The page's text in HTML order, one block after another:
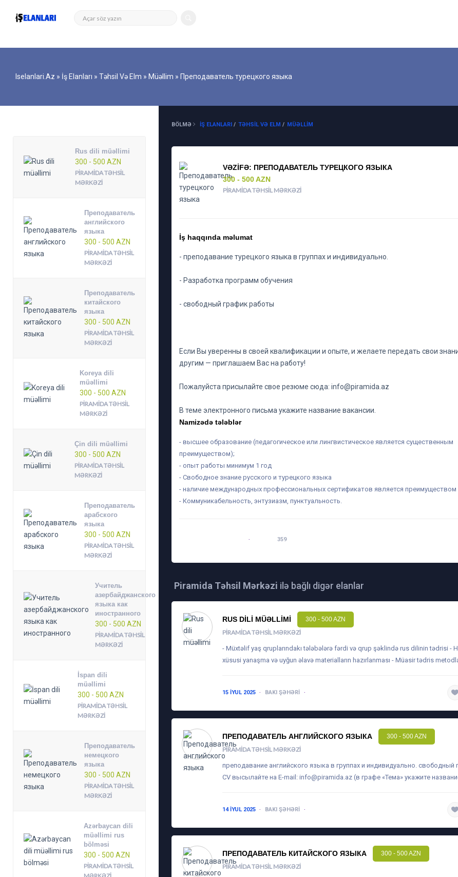
Iselanlari.az » İş Elanları » Təhsil Və Elm » Müəllim » Преподаватель турецкого языка
Rus dili müəllimi
300 - 500 AZN
PIRAMIDA TƏHSIL
MƏRKƏZI
Преподаватель
английского
языка
300 - 500 AZN
PIRAMIDA TƏHSIL
MƏRKƏZI
Преподаватель
китайского
языка
300 - 500 AZN
PIRAMIDA TƏHSIL
MƏRKƏZI
Koreya dili
müəllimi
300 - 500 AZN
PIRAMIDA TƏHSIL
MƏRKƏZI
Çin dili müəllimi
300 - 500 AZN
PIRAMIDA TƏHSIL
MƏRKƏZI
Преподаватель
арабского
языка
300 - 500 AZN
PIRAMIDA TƏHSIL
MƏRKƏZI
Учитель
азербайджанского
языка как
иностранного
300 - 500 AZN
PIRAMIDA TƏHSIL
MƏRKƏZI
İspan dili
müəllimi
300 - 500 AZN
PIRAMIDA TƏHSIL
MƏRKƏZI
Преподаватель
немецкого
языка
300 - 500 AZN
PIRAMIDA TƏHSIL
MƏRKƏZI
Azərbaycan dili
müəllimi rus
bölməsi
300 - 500 AZN
PIRAMIDA TƏHSIL
BÖLMƏ İŞ ELANLARI / TƏHSIL VƏ ELM / MÜƏLLIM
VƏZIFƏ: ПРЕПОДАВАТЕЛЬ ТУРЕЦКОГО ЯЗЫКА
300 - 500 AZN
PIRAMIDA TƏHSIL MƏRKƏZI
İş haqqında məlumat
- преподавание турецкого языка в группах и индивидуально.
- Разработка программ обучения
- свободный график работы
Если Вы уверенны в своей квалификации и опыте, и желаете передать свои
другим — приглашаем Вас на работу!
Пожалуйста присылайте свое резюме сюда:info@piramida.az
В теме электронного письма укажите название вакансии.
Namizədə tələblər
- высшее образование (педагогическое или лингвистическое является существенным
преимуществом);
- опыт работы минимум 1 год
- Свободное знание русского и турецкого языка
- наличие международных профессиональных сертификатов является преимуществом
- Коммуникабельность, энтузиазм, пунктуальность.
BAXILIB:359
Piramida Təhsil Mərkəzi ilə bağlı digər elanlar
RUS DILI MÜƏLLIMI 300 - 500 AZN
PIRAMIDA TƏHSIL MƏRKƏZI
- Müxtəlif yaş qruplarındakı tələbələrə fərdi və qrup şəklində rus dilinin tədrisi -
xüsusi yanaşma və uyğun əlavə materialların hazırlanması - Müasir tədris
15 IYUL 2025 BAKI ŞƏHƏRI
ПРЕПОДАВАТЕЛЬ АНГЛИЙСКОГО ЯЗЫКА 300 - 500 AZN
PIRAMIDA TƏHSIL MƏRKƏZI
преподавание английского языка в группах и индивидуально. свободный
CV высылайте на E-mail:info@piramida.az (в графе «Тема» укажите
14 IYUL 2025 BAKI ŞƏHƏRI
ПРЕПОДАВАТЕЛЬ КИТАЙСКОГО ЯЗЫКА 300 - 500 AZN
PIRAMIDA TƏHSIL MƏRKƏZI